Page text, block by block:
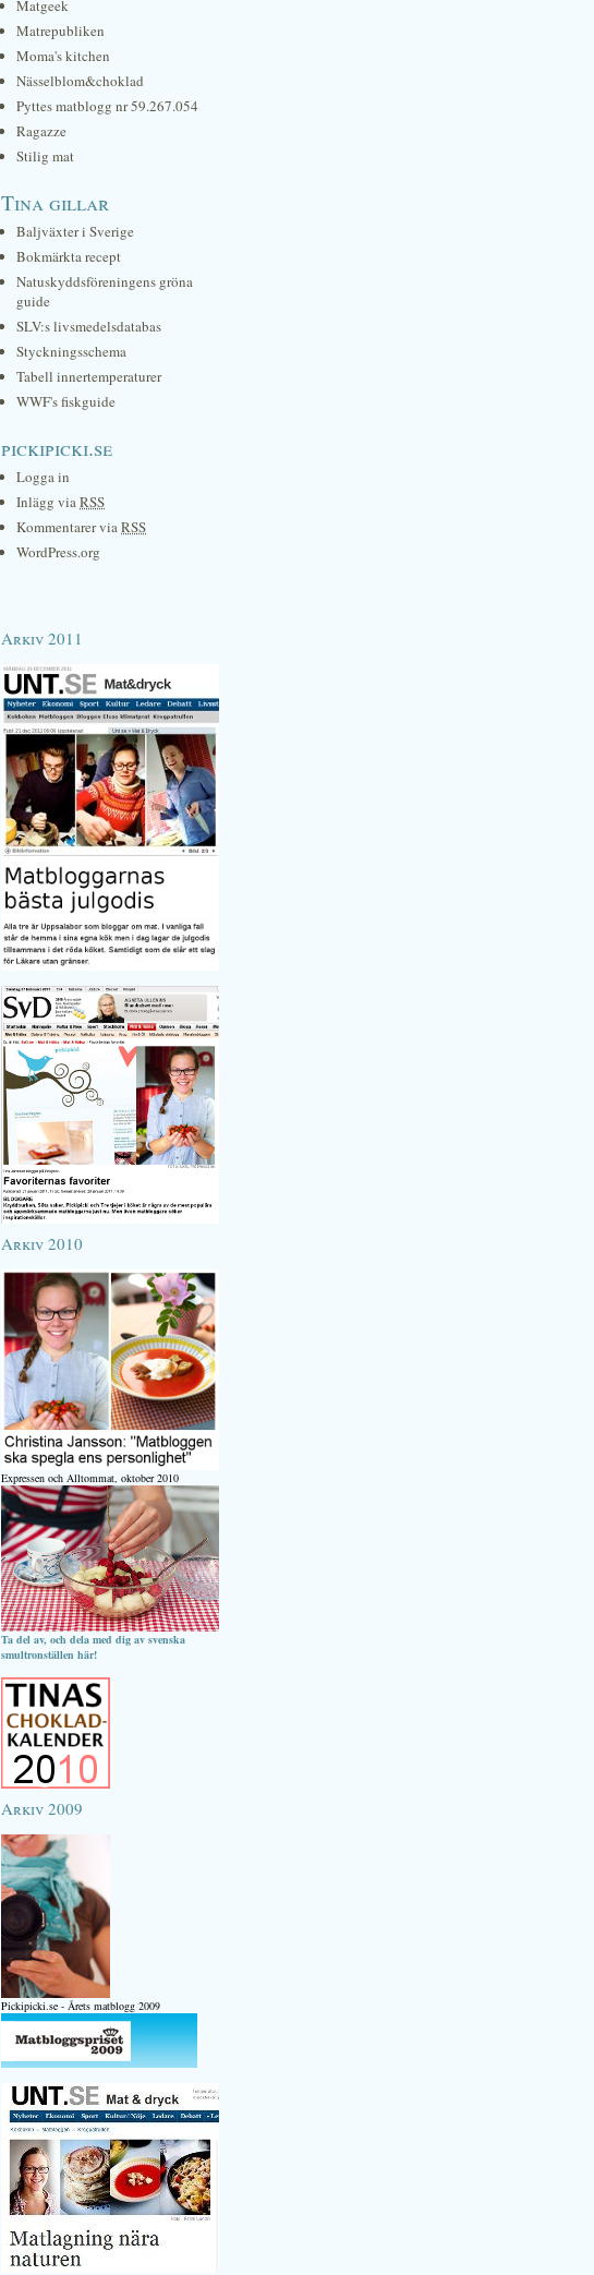
Matgeek
Matrepubliken
Moma's kitchen
Nässelblom&choklad
Pyttes matblogg nr 59.267.054
Ragazze
Stilig mat
Tina gillar
Baljväxter i Sverige
Bokmärkta recept
Natuskyddsföreningens gröna
guide
SLV:s livsmedelsdatabas
Styckningsschema
Tabell innertemperaturer
WWF's fiskguide
pickipicki.se
Logga in
Inlägg viaRSS
Kommentarer viaRSS
WordPress.org
Arkiv 2011
Arkiv 2010
Expressen och Alltommat, oktober 2010
Ta del av, och dela med dig av svenska
smultronställen här!
Arkiv 2009
Pickipicki.se - Årets matblogg 2009